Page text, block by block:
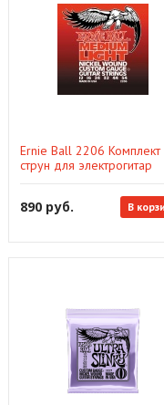
Ernie Ball 2206 Комплект
струн для электрогитар
890 руб. В